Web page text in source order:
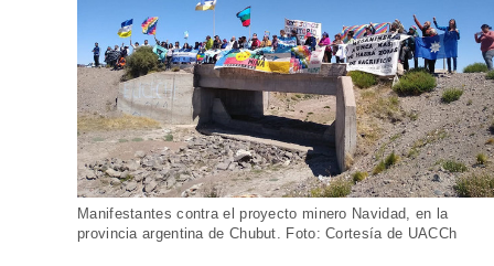
Manifestantes contra el proyecto minero Navidad, en la
provincia argentina de Chubut. Foto: Cortesía de UACCh